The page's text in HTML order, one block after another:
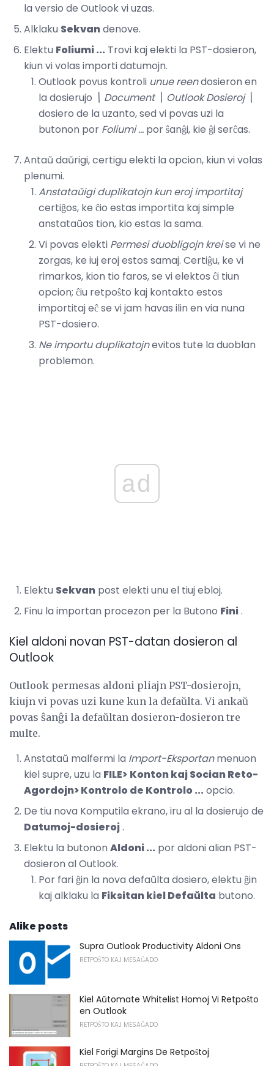
la versio de Outlook vi uzas.
Alklaku Sekvandenove.
Elektu Foliumi ... Trovi kaj elekti la PST-dosieron,
kiun vi volas importi datumojn.
Outlook povus kontroli unue reendosieron en
la dosierujo \ Document \ Outlook Dosieroj \
dosiero de la uzanto, sed vi povas uzi la
butonon por Foliumi ... por ŝanĝi, kie ĝi serĉas.
Antaŭ daŭrigi, certigu elekti la opcion, kiun vi volas
plenumi.
Anstataŭigi duplikatojn kun eroj importitaj
certiĝos, ke ĉio estas importita kaj simple
anstataŭos tion, kio estas la sama.
Vi povas elekti Permesi duobligojn kreise vi ne
zorgas, ke iuj eroj estos samaj. Certiĝu, ke vi
rimarkos, kion tio faros, se vi elektos ĉi tiun
opcion; ĉiu retpoŝto kaj kontakto estos
importitaj eĉ se vi jam havas ilin en via nuna
PST-dosiero.
Ne importu duplikatojnevitos tute la duoblan
problemon.
ad
Elektu Sekvan post elekti unu el tiuj ebloj.
Finu la importan procezon per la Butono Fini.
Kiel aldoni novan PST-datan dosieron al
Outlook
Outlook permesas aldoni pliajn PST-dosierojn,
kiujn vi povas uzi kune kun la defaŭlta. Vi ankaŭ
povas ŝanĝi la defaŭltan dosieron-dosieron tre
multe.
Anstataŭ malfermi la Import-Eksportanmenuon
kiel supre, uzu la FILE> Konton kaj Socian Reto-
Agordojn> Kontrolo de Kontrolo ... opcio.
De tiu nova Komputila ekrano, iru al la dosierujo de
Datumoj-dosieroj.
Elektu la butonon Aldoni ... por aldoni alian PST-
dosieron al Outlook.
Por fari ĝin la nova defaŭlta dosiero, elektu ĝin
kaj alklaku la Fiksitan kiel Defaŭlta butono.
Alike posts
Supra Outlook Productivity Aldoni Ons
RETPOŜTO KAJ MESAĜADO
Kiel Aŭtomate Whitelist Homoj Vi Retpoŝto
en Outlook
RETPOŜTO KAJ MESAĜADO
Kiel Forigi Margins De Retpoŝtoj